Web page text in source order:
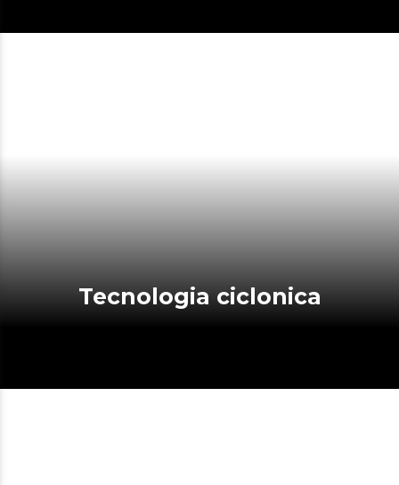
Tecnologia ciclonica